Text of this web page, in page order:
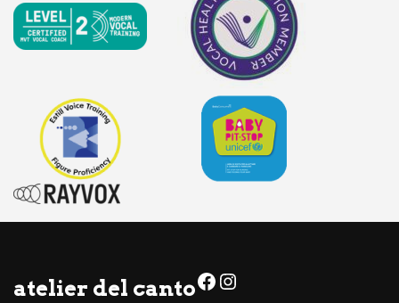
atelier del cantoFacebook
Instagram